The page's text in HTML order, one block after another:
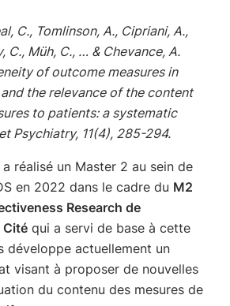
C., Tomlinson, A., Cipriani, A.,
C., Müh, C., … & Chevance, A.
of outcome measures in
the relevance of the content
to patients: a systematic
Psychiatry, 11(4), 285-294.
réalisé un Master 2 au sein de
en 2022 dans le cadre du M2
Research de
Cité qui a servi de base à cette
développe actuellement un
visant à proposer de nouvelles
du contenu des mesures de